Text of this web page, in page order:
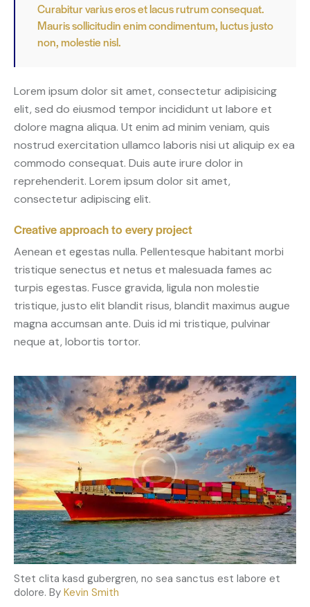
Curabitur varius eros et lacus rutrum consequat.
Mauris sollicitudin enim condimentum, luctus justo
non, molestie nisl.
Lorem ipsum dolor sit amet, consectetur adipisicing
elit, sed do eiusmod tempor incididunt ut labore et
dolore magna aliqua. Ut enim ad minim veniam, quis
nostrud exercitation ullamco laboris nisi ut aliquip ex ea
commodo consequat. Duis aute irure dolor in
reprehenderit. Lorem ipsum dolor sit amet,
consectetur adipiscing elit.
Creative approach to every project
Aenean et egestas nulla. Pellentesque habitant morbi
tristique senectus et netus et malesuada fames ac
turpis egestas. Fusce gravida, ligula non molestie
tristique, justo elit blandit risus, blandit maximus augue
magna accumsan ante. Duis id mi tristique, pulvinar
neque at, lobortis tortor.
Stet clita kasd gubergren, no sea sanctus est labore et
dolore. By Kevin Smith